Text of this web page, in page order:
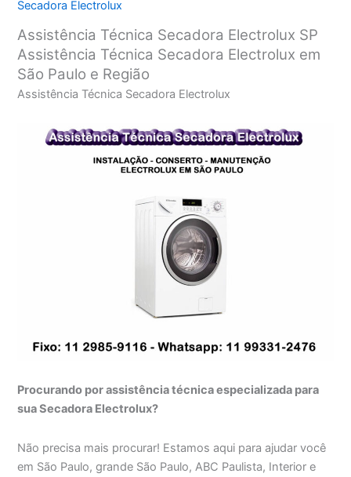
Secadora Electrolux
Assistência Técnica Secadora Electrolux SP
Assistência Técnica Secadora Electrolux em
São Paulo e Região
Assistência Técnica Secadora Electrolux
Procurando por assistência técnica especializada para
sua Secadora Electrolux?
Não precisa mais procurar! Estamos aqui para ajudar você
em São Paulo, grande São Paulo, ABC Paulista, Interior e